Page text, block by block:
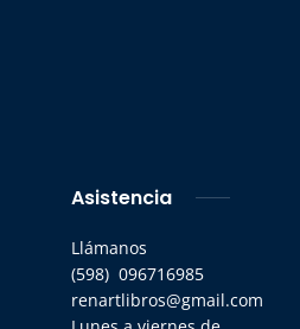
Asistencia
Llámanos
(598) 096716985
renartlibros@gmail.com